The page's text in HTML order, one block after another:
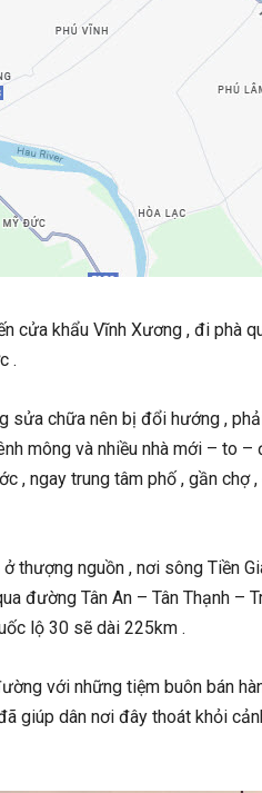
cửa khẩu Vĩnh Xương , đi phà
.
sửa chữa nên bị đổi hướng ,
mông và nhiều nhà mới – to
, ngay trung tâm phố , gần chợ
thượng nguồn , nơi sông Tiền
đường Tân An – Tân Thạnh –
lộ 30 sẽ dài 225km .
với những tiệm buôn bán
giúp dân nơi đây thoát khỏi